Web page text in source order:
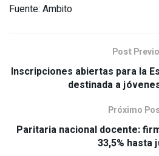
Fuente: Ambito
Post Previo
Inscripciones abiertas para la
destinada a
Próximo
Paritaria nacional docente:
33,5% hasta